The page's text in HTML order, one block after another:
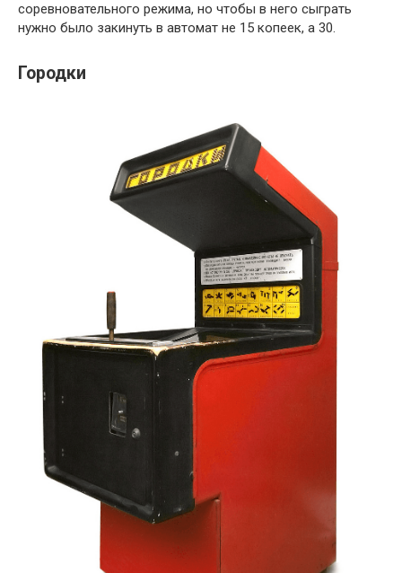
соревновательного режима, но чтобы в него сыграть
нужно было закинуть в автомат не 15 копеек, а 30.
Городки